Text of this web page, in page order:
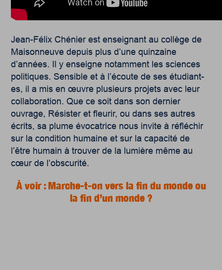
Jean-Félix Chénier est enseignant au collège de
Maisonneuve depuis plus d’une quinzaine
d’années. Il y enseigne notamment les sciences
politiques. Sensible et à l’écoute de ses étudiant-
es, il a mis en œuvre plusieurs projets avec leur
collaboration. Que ce soit dans son dernier
ouvrage, Résister et fleurir, ou dans ses autres
écrits, sa plume évocatrice nous invite à réfléchir
sur la condition humaine et sur la capacité de
l’être humain à trouver de la lumière même au
cœur de l’obscurité.
À voir : Marche-t-on vers la fin du monde ou
la fin d’un monde ?